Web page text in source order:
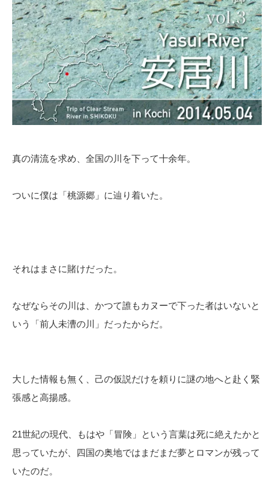
真の清流を求め、全国の川を下って十余年。
ついに僕は「桃源郷」に辿り着いた。
それはまさに賭けだった。
なぜならその川は、かつて誰もカヌーで下った者はいないと
いう「前人未漕の川」だったからだ。
大した情報も無く、己の仮説だけを頼りに謎の地へと赴く緊
張感と高揚感。
21世紀の現代、もはや「冒険」という言葉は死に絶えたかと
思っていたが、四国の奥地ではまだまだ夢とロマンが残って
いたのだ。